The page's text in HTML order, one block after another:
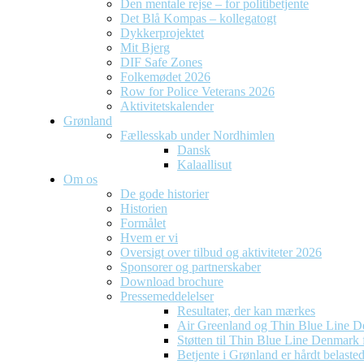
Den mentale rejse – for politibetjente
Det Blå Kompas – kollegatogt
Dykkerprojektet
Mit Bjerg
DIF Safe Zones
Folkemødet 2026
Row for Police Veterans 2026
Aktivitetskalender
Grønland
Fællesskab under Nordhimlen
Dansk
Kalaallisut
Om os
De gode historier
Historien
Formålet
Hvem er vi
Oversigt over tilbud og aktiviteter 2026
Sponsorer og partnerskaber
Download brochure
Pressemeddelelser
Resultater, der kan mærkes
Air Greenland og Thin Blue Line
Støtten til Thin Blue Line Denmark
Betjente i Grønland er hårdt